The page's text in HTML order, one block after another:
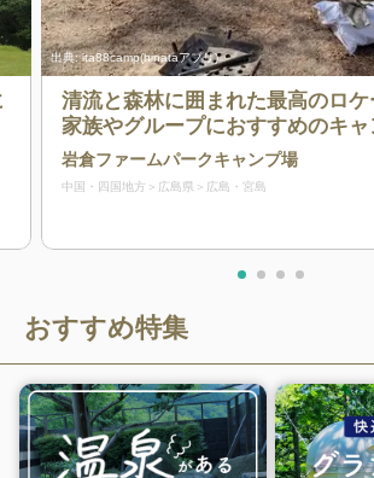
出典:ita88camp(hinataアプリ)
清流と森林に囲まれた最高のロケ
家族やグループにおすすめのキ
岩倉ファームパークキャンプ場
中国・四国地方 広島県 広島・宮島
おすすめ特集